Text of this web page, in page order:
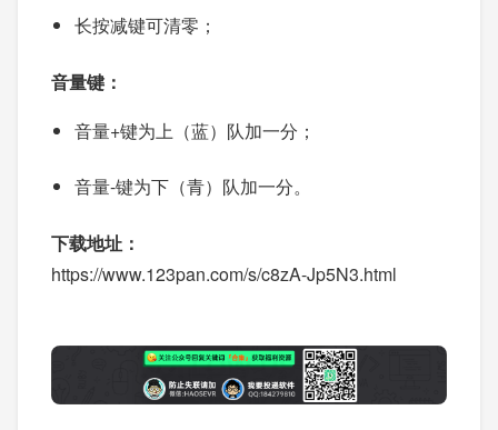
长按减键可清零；
音量键：
音量+键为上（蓝）队加一分；
音量-键为下（青）队加一分。
下载地址：
https://www.123pan.com/s/c8zA-Jp5N3.html